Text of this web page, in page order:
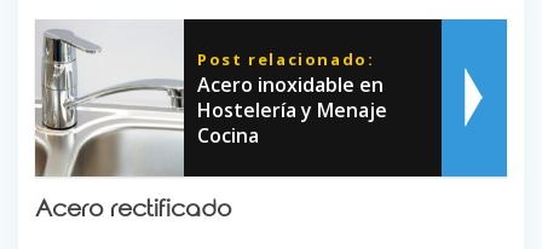
Post relacionado:
Acero inoxidable en
Hostelería y Menaje
Cocina
Acero rectificado